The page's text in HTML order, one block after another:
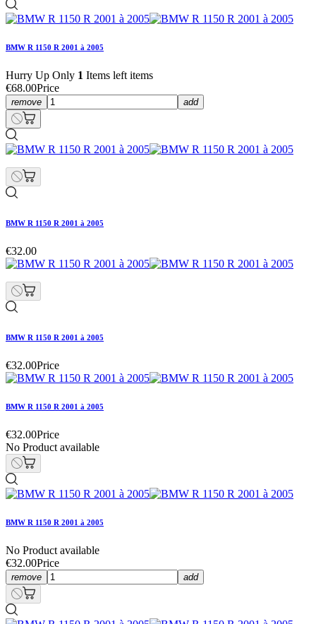
BMW R 1150 R 2001 à 2005
Hurry Up Only 1 Items left items
€68.00Price
remove add
BMW R 1150 R 2001 à 2005
€32.00
BMW R 1150 R 2001 à 2005
€32.00Price
BMW R 1150 R 2001 à 2005
€32.00Price
No Product available
BMW R 1150 R 2001 à 2005
No Product available
€32.00Price
remove add